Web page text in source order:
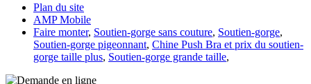
Plan du site
AMP Mobile
Faire monter, Soutien-gorge sans couture, Soutien-gorge,
Soutien-gorge pigeonnant, Chine Push Bra et prix du soutien-
gorge taille plus, Soutien-gorge grande taille,